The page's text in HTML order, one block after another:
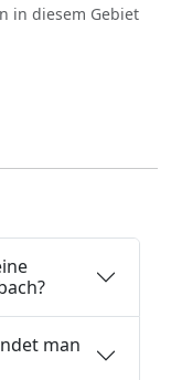
in diesem Gebiet
man